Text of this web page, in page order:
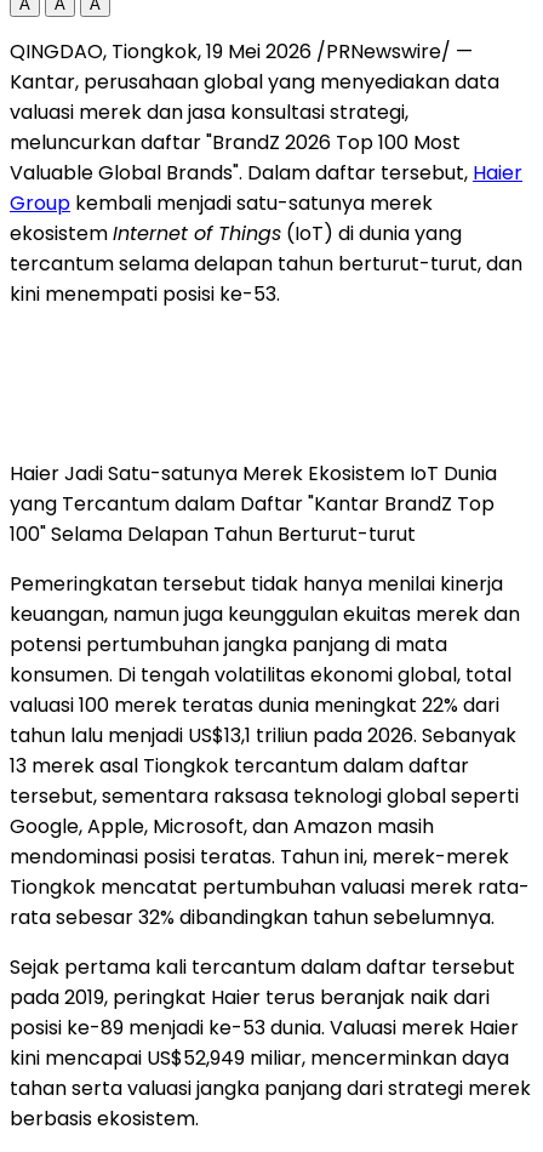
A A A
QINGDAO, Tiongkok,19 Mei 2026 /PRNewswire/ —
Kantar, perusahaan global yang menyediakan data
valuasi merek dan jasa konsultasi strategi,
meluncurkan daftar "BrandZ 2026 Top 100 Most
Valuable Global Brands". Dalam daftar tersebut, Haier
Group kembali menjadi satu-satunya merek
ekosistemInternet of Things (IoT) di dunia yang
tercantum selama delapan tahun berturut-turut, dan
kini menempati posisi ke-53.
Haier Jadi Satu-satunya Merek Ekosistem IoT Dunia
yang Tercantum dalam Daftar "Kantar BrandZ Top
100" Selama Delapan Tahun Berturut-turut
Pemeringkatan tersebut tidak hanya menilai kinerja
keuangan, namun juga keunggulan ekuitas merek dan
potensi pertumbuhan jangka panjang di mata
konsumen. Di tengah volatilitas ekonomi global, total
valuasi 100 merek teratas dunia meningkat 22% dari
tahun lalu menjadi US$13,1 triliun pada 2026. Sebanyak
13 merek asal Tiongkok tercantum dalam daftar
tersebut, sementara raksasa teknologi global seperti
Google, Apple, Microsoft, dan Amazon masih
mendominasi posisi teratas. Tahun ini, merek-merek
Tiongkok mencatat pertumbuhan valuasi merek rata-
rata sebesar 32% dibandingkan tahun sebelumnya.
Sejak pertama kali tercantum dalam daftar tersebut
pada 2019, peringkat Haier terus beranjak naik dari
posisi ke-89 menjadi ke-53 dunia. Valuasi merek Haier
kini mencapai US$52,949 miliar, mencerminkan daya
tahan serta valuasi jangka panjang dari strategi merek
berbasis ekosistem.